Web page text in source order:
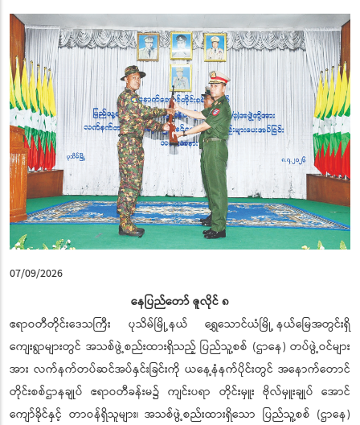
07/09/2026
နေပြည်တော် ဇူလိုင် ၈
ဧရာဝတီတိုင်းဒေသကြီး ပုသိမ်မြို့နယ် ရွှေသောင်ယံမြို့ နယ်မြေအတွင်းရှိ
ကျေးရွာများတွင် အသစ်ဖွဲ့စည်းထားရှိသည့် ပြည်သူ့စစ် (ဌာနေ) တပ်ဖွဲ့ဝင်များ
အား လက်နက်တပ်ဆင်အပ်နှင်းခြင်းကို ယနေ့နံနက်ပိုင်းတွင် အနောက်တောင်
တိုင်းစစ်ဌာနချုပ် ဧရာဝတီခန်းမ၌ ကျင်းပရာ တိုင်းမှူး ဗိုလ်မှူးချုပ် အောင်
ကျော်ခိုင်နှင့် တာဝန်ရှိသူများ၊ အသစ်ဖွဲ့စည်းထားရှိသော ပြည်သူ့စစ် (ဌာနေ)